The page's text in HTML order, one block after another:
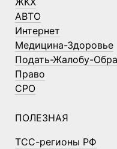
АВТО
Интернет
Медицина-Здоровье
Подать-Жалобу-
Право
СРО
ПОЛЕЗНАЯ
ТСС-регионы РФ